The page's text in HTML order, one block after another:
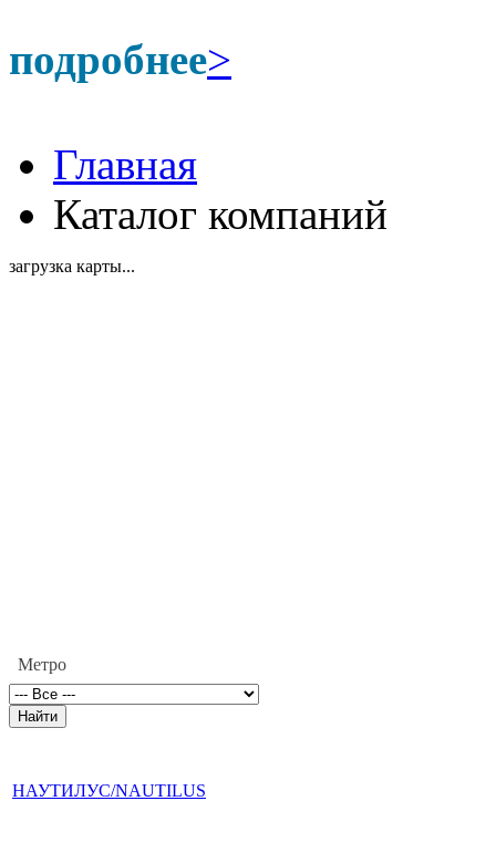
подробнее>
Главная
Каталог компаний
загрузка карты...
Метро
НАУТИЛУС/NAUTILUS